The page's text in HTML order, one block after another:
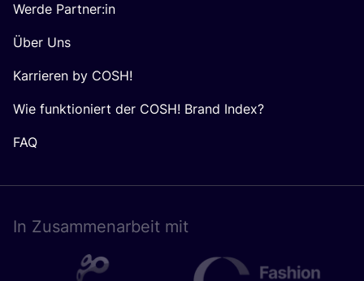
Werde Partner:in
Über Uns
Karrieren by COSH!
Wie funktioniert der COSH! Brand Index?
FAQ
In Zusam­men­ar­beit mit